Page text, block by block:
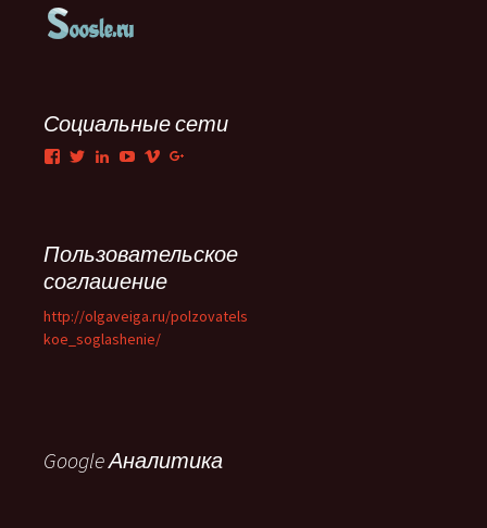
Социальные сети
Facebook
TwitterLinkedIn
YouTube
Vimeo
Пользовательское
соглашение
http://olgaveiga.ru/polzovatels
koe_soglashenie/
Google Аналитика